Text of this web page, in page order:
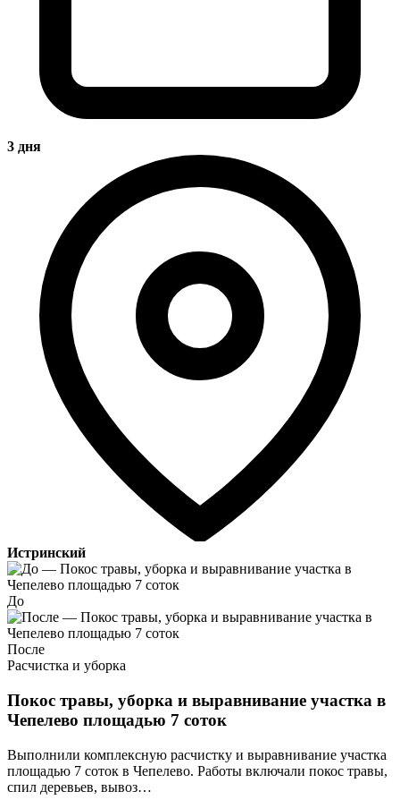
3 дня
Истринский
До
После
Расчистка и уборка
Покос травы, уборка и выравнивание участка в
Чепелево площадью 7 соток
Выполнили комплексную расчистку и выравнивание участка
площадью 7 соток в Чепелево. Работы включали покос травы,
спил деревьев, вывоз…